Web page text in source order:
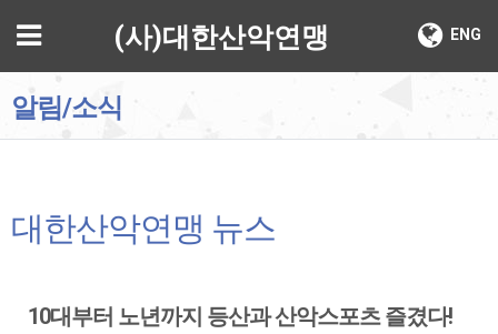
메뉴 ENG
(사)대한산악연맹
알림/소식
대한산악연맹 뉴스
10대부터 노년까지 등산과 산악스포츠 즐겼다!